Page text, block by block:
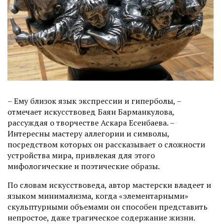
– Ему близок язык экспрессии и гиперболы, –
отмечает искусствовед Баян Барманкулова,
рассуждая о творчестве Аскара Есенбаева. –
Интересны мастеру аллегории и символы,
посредством которых он рассказывает о сложности
устройства мира, привлекая для этого
мифологические и поэтические образы.
По словам искусствоведа, автор мастерски владеет и
языком минимализма, когда «элементарными»
скульптурными объе­мами он способен представить
непростое, даже трагическое содержание жизни.